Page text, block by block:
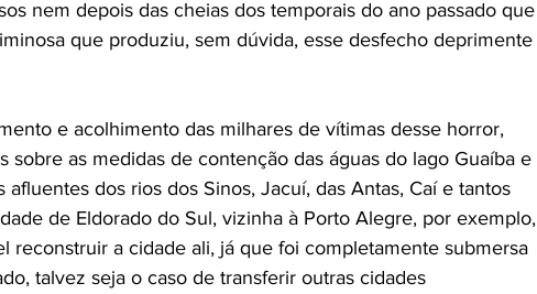
nem depois das cheias dos temporais do ano passado que
que produziu, sem dúvida, esse desfecho deprimente
e acolhimento das milhares de vítimas desse horror,
sobre as medidas de contenção das águas do lago Guaíba e
afluentes dos rios dos Sinos, Jacuí, das Antas, Caí e tantos
de Eldorado do Sul, vizinha à Porto Alegre, por exemplo,
reconstruir a cidade ali, já que foi completamente submersa
talvez seja o caso de transferir outras cidades